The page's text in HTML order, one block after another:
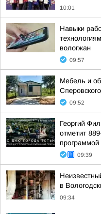
10:01
Навыки
вологжан
09:57
Мебель и
09:52
Георгий
отметит
программой
09:39
в
09:34